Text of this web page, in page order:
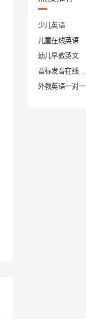
少儿英语
儿童在线英语
幼儿早教英文
外教英语一对一